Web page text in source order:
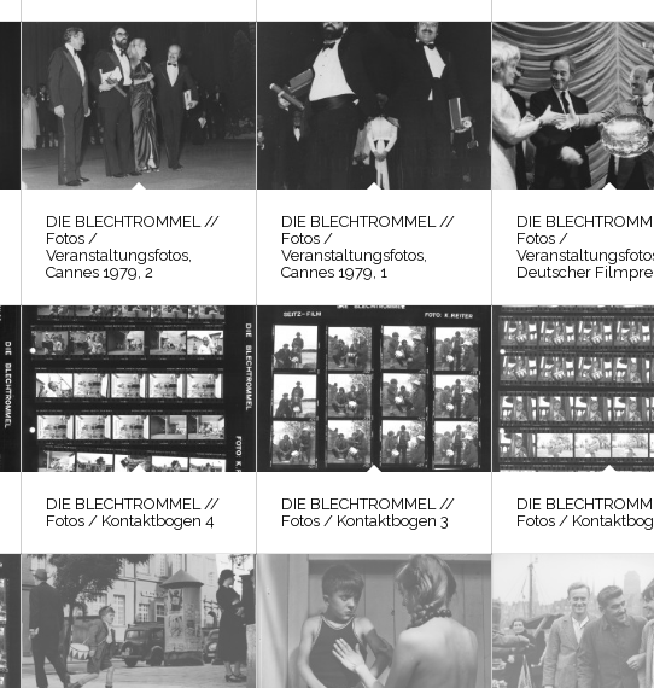
DIE BLECHTROMMEL //
Fotos /
Veranstaltungsfotos,
Cannes 1979, 2
DIE BLECHTROMMEL //
Fotos /
Veranstaltungsfotos,
Cannes 1979, 1
DIE
Fotos /
Deutscher
DIE BLECHTROMMEL //
Fotos / Kontaktbogen 4
DIE BLECHTROMMEL //
Fotos / Kontaktbogen 3
DIE
Fotos /